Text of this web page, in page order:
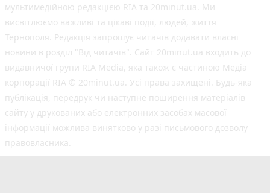
мультимедійною редакцією RIA та 20minut.ua. Ми
висвітлюємо важливі та цікаві події, людей, життя
Тернополя. Редакція запрошує читачів додавати власні
новини в розділ "Від читачів". Сайт 20minut.ua входить до
видавничої групи RIA Media, яка також є частиною Медіа
корпорації RIA © 20minut.ua. Усі права захищені. Будь-яка
публiкацiя, передрук чи наступне поширення матеріалів
сайту у друкованих або електронних засобах масової
інформації можлива винятково у разі письмового дозволу
правовласника.